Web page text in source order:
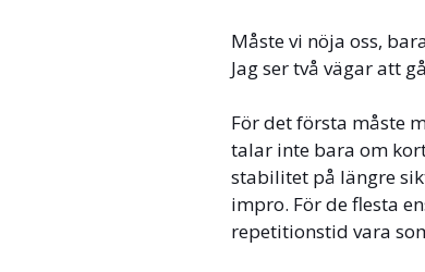
Måste vi nöja oss,
Jag ser två vägar att
För det första måste
talar inte bara om
stabilitet på längre
impro. För de flesta
repetitionstid vara